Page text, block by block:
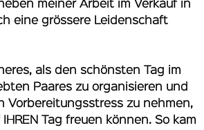
meiner Arbeit im Verkauf in
eine grössere Leidenschaft
als den schönsten Tag im
Paares zu organisieren und
Vorbereitungsstress zu nehmen,
Tag freuen können. So kam